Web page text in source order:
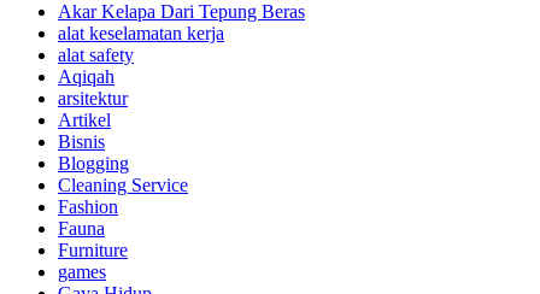
Akar Kelapa Dari Tepung Beras
alat keselamatan kerja
alat safety
Aqiqah
arsitektur
Artikel
Bisnis
Blogging
Cleaning Service
Fashion
Fauna
Furniture
games